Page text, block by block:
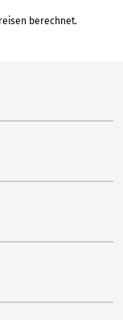
berechnet.